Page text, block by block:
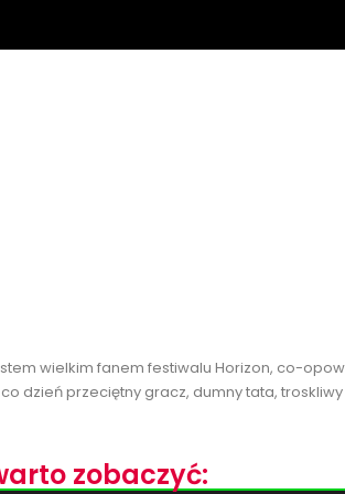
wielkim fanem festiwalu Horizon, co-
dzień przeciętny gracz, dumny tata,
zobaczyć: